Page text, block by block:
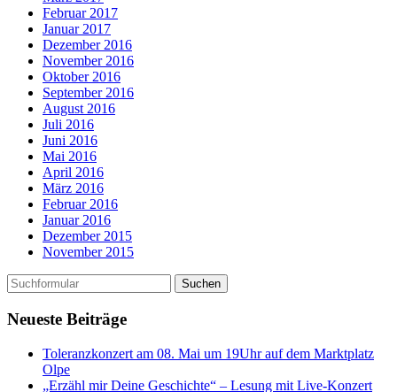
Februar 2017
Januar 2017
Dezember 2016
November 2016
Oktober 2016
September 2016
August 2016
Juli 2016
Juni 2016
Mai 2016
April 2016
März 2016
Februar 2016
Januar 2016
Dezember 2015
November 2015
Neueste Beiträge
Toleranzkonzert am 08. Mai um 19Uhr auf dem Marktplatz
Olpe
„Erzähl mir Deine Geschichte“ – Lesung mit Live-Konzert